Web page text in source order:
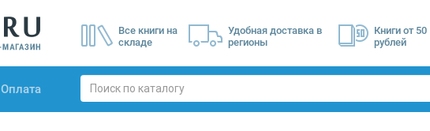
Все книги на
складе
Удобная доставка в
регионы
Книги от 50
рублей
Оплата